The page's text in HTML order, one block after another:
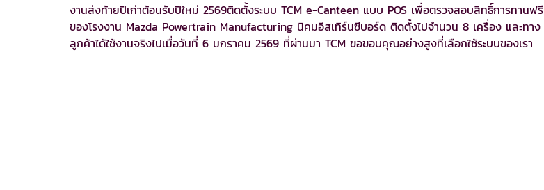
งานส่งท้ายปีเก่าต้อนรับปีใหม่ 2569ติดตั้งระบบ TCM e-Canteen แบบ POS เพื่อตรวจสอบสิทธิ์การทานฟรี
ของโรงงาน Mazda Powertrain Manufacturing นิคมอีสเทิร์นซีบอร์ด ติดตั้งไปจำนวน 8 เครื่อง และทาง
ลูกค้าได้ใช้งานจริงไปเมื่อวันที่ 6 มกราคม 2569 ที่ผ่านมา TCM ขอขอบคุณอย่างสูงที่เลือกใช้ระบบของเรา